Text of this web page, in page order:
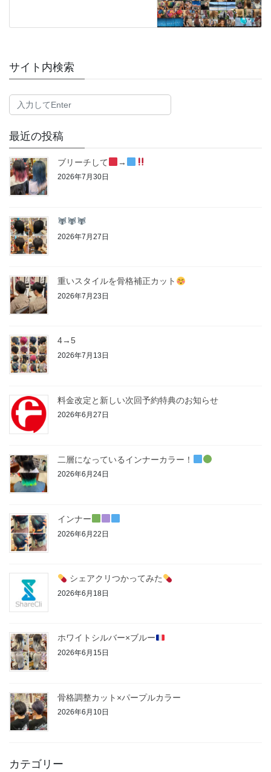
サイト内検索
最近の投稿
ブリーチして →
2026年7月30日
2026年7月27日
重いスタイルを骨格補正カット
2026年7月23日
4→5
2026年7月13日
料金改定と新しい次回予約特典のお知らせ
2026年6月27日
二層になっているインナーカラー！
2026年6月24日
インナー
2026年6月22日
シェアクリつかってみた
2026年6月18日
ホワイトシルバー×ブルー
2026年6月15日
骨格調整カット×パープルカラー
2026年6月10日
カテゴリー